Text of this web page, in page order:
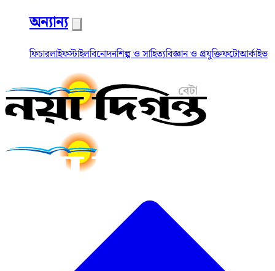
অন্যান্য
ফিচারলাইফস্টাইলবিনোদনশিল্প ও সাহিত্যবিজ্ঞান ও প্রযুক্তিফটোআর্কাইভ